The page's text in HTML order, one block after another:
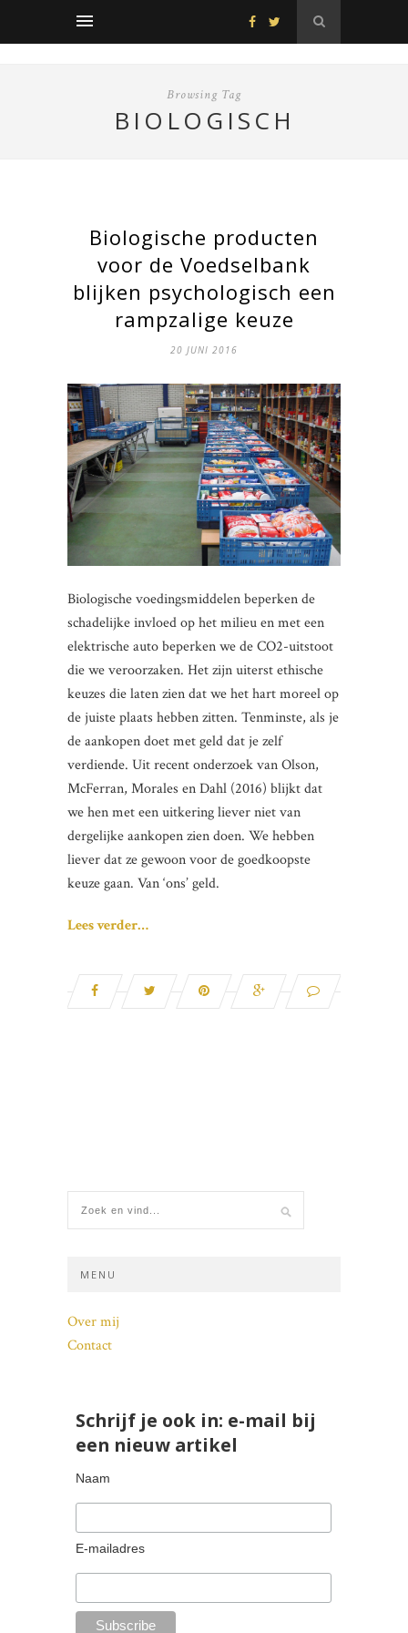
Browsing Tag
BIOLOGISCH
Biologische producten
voor de Voedselbank
blijken psychologisch een
rampzalige keuze
20 JUNI 2016
Biologische voedingsmiddelen beperken de
schadelijke invloed op het milieu en met een
elektrische auto beperken we de CO2-uitstoot
die we veroorzaken. Het zijn uiterst ethische
keuzes die laten zien dat we het hart moreel op
de juiste plaats hebben zitten. Tenminste, als je
de aankopen doet met geld dat je zelf
verdiende. Uit recent onderzoek van Olson,
McFerran, Morales en Dahl (2016) blijkt dat
we hen met een uitkering liever niet van
dergelijke aankopen zien doen. We hebben
liever dat ze gewoon voor de goedkoopste
keuze gaan. Van ‘ons’ geld.
Lees verder…
MENU
Over mij
Contact
Schrijf je ook in: e-mail bij
een nieuw artikel
Naam
E-mailadres